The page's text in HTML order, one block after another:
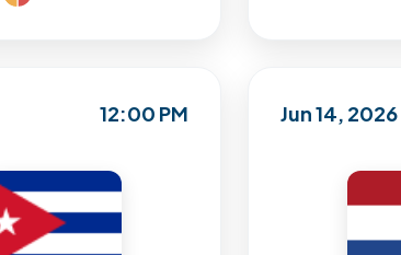
12:00 PM Jun 14, 2026